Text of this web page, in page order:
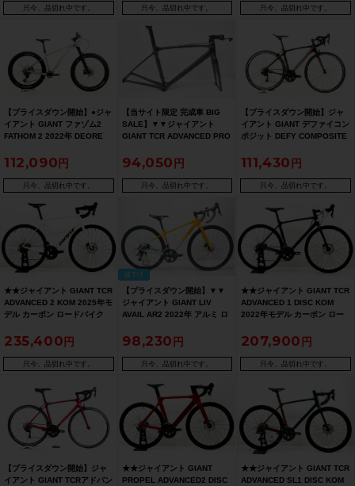
只今、品切れ中です。
ーグロウ【期間限定 10/26 午
前10時迄】
只今、品切れ中です。 只今、品切れ中です。
【プライスダウン開始】●ジャ
イアント GIANT ファゾム2
FATHOM 2 2022年 DEORE
規格 Mサイズ マットコンクリ
ート 【お買い得SALE】
112,090
只今、品切れ中です。
【当サイト限定 完成車 BIG
SALE】▼▼ジャイアント
GIANT TCR ADVANCED PRO
ームセット Sサイズ【期間限
定 7/27 午前10時迄】
94,050
只今、品切れ中です。
【プライスダウン開始】ジャ
イアント GIANT デファイコン
ポジット DEFY COMPOSITE
ンロードバイク Sサイズ カー
ボン【お買い得SALE】
111,430
只今、品切れ中です。
★★ジャイアント GIANT TCR
ADVANCED 2 KOM 2025年モ
デル カーボン ロードバイク
ョンホワイト（サイクルパラ
ダイス山口より配送)
235,400
只今、品切れ中です。
値下げ
【プライスダウン開始】▼▼
ジャイアント GIANT LIV
AVAIL AR2 2022年 アルミ ロ
速 女性向け マリーゴールドオ
ーシャン【お買い得SALE】
98,230
只今、品切れ中です。
★★ジャイアント GIANT TCR
ADVANCED 1 DISC KOM
2022年モデル カーボン ロー
ラッククロム（サイクルパラ
ダイス山口より発送）
207,900
只今、品切れ中です。
【プライスダウン開始】ジャ
イアント GIANT TCRアドバン
★★ジャイアント GIANT
PROPEL ADVANCED2 DISC
★★ジャイアント GIANT TCR
ADVANCED SL1 DISC KOM